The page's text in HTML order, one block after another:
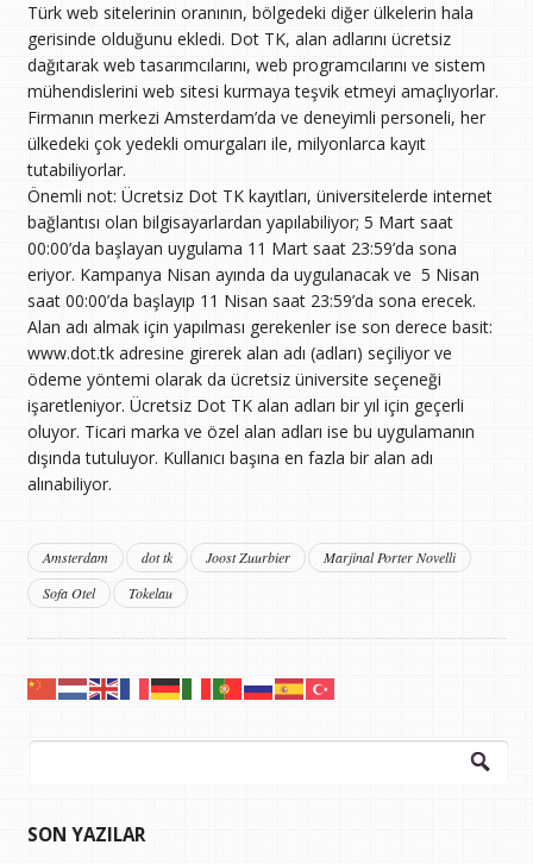
Türk web sitelerinin oranının, bölgedeki diğer ülkelerin hala
gerisinde olduğunu ekledi. Dot TK, alan adlarını ücretsiz
dağıtarak web tasarımcılarını, web programcılarını ve sistem
mühendislerini web sitesi kurmaya teşvik etmeyi amaçlıyorlar.
Firmanın merkezi Amsterdam’da ve deneyimli personeli, her
ülkedeki çok yedekli omurgaları ile, milyonlarca kayıt
tutabiliyorlar.
Önemli not: Ücretsiz Dot TK kayıtları, üniversitelerde internet
bağlantısı olan bilgisayarlardan yapılabiliyor; 5 Mart saat
00:00’da başlayan uygulama 11 Mart saat 23:59’da sona
eriyor. Kampanya Nisan ayında da uygulanacak ve 5 Nisan
saat 00:00’da başlayıp 11 Nisan saat 23:59’da sona erecek.
Alan adı almak için yapılması gerekenler ise son derece basit:
www.dot.tk adresine girerek alan adı (adları) seçiliyor ve
ödeme yöntemi olarak da ücretsiz üniversite seçeneği
işaretleniyor. Ücretsiz Dot TK alan adları bir yıl için geçerli
oluyor. Ticari marka ve özel alan adları ise bu uygulamanın
dışında tutuluyor. Kullanıcı başına en fazla bir alan adı
alınabiliyor.
Amsterdam dot tk Joost Zuurbier
Marjinal Porter Novelli
Sofa Otel
Tokelau
Arama:
SON YAZILAR